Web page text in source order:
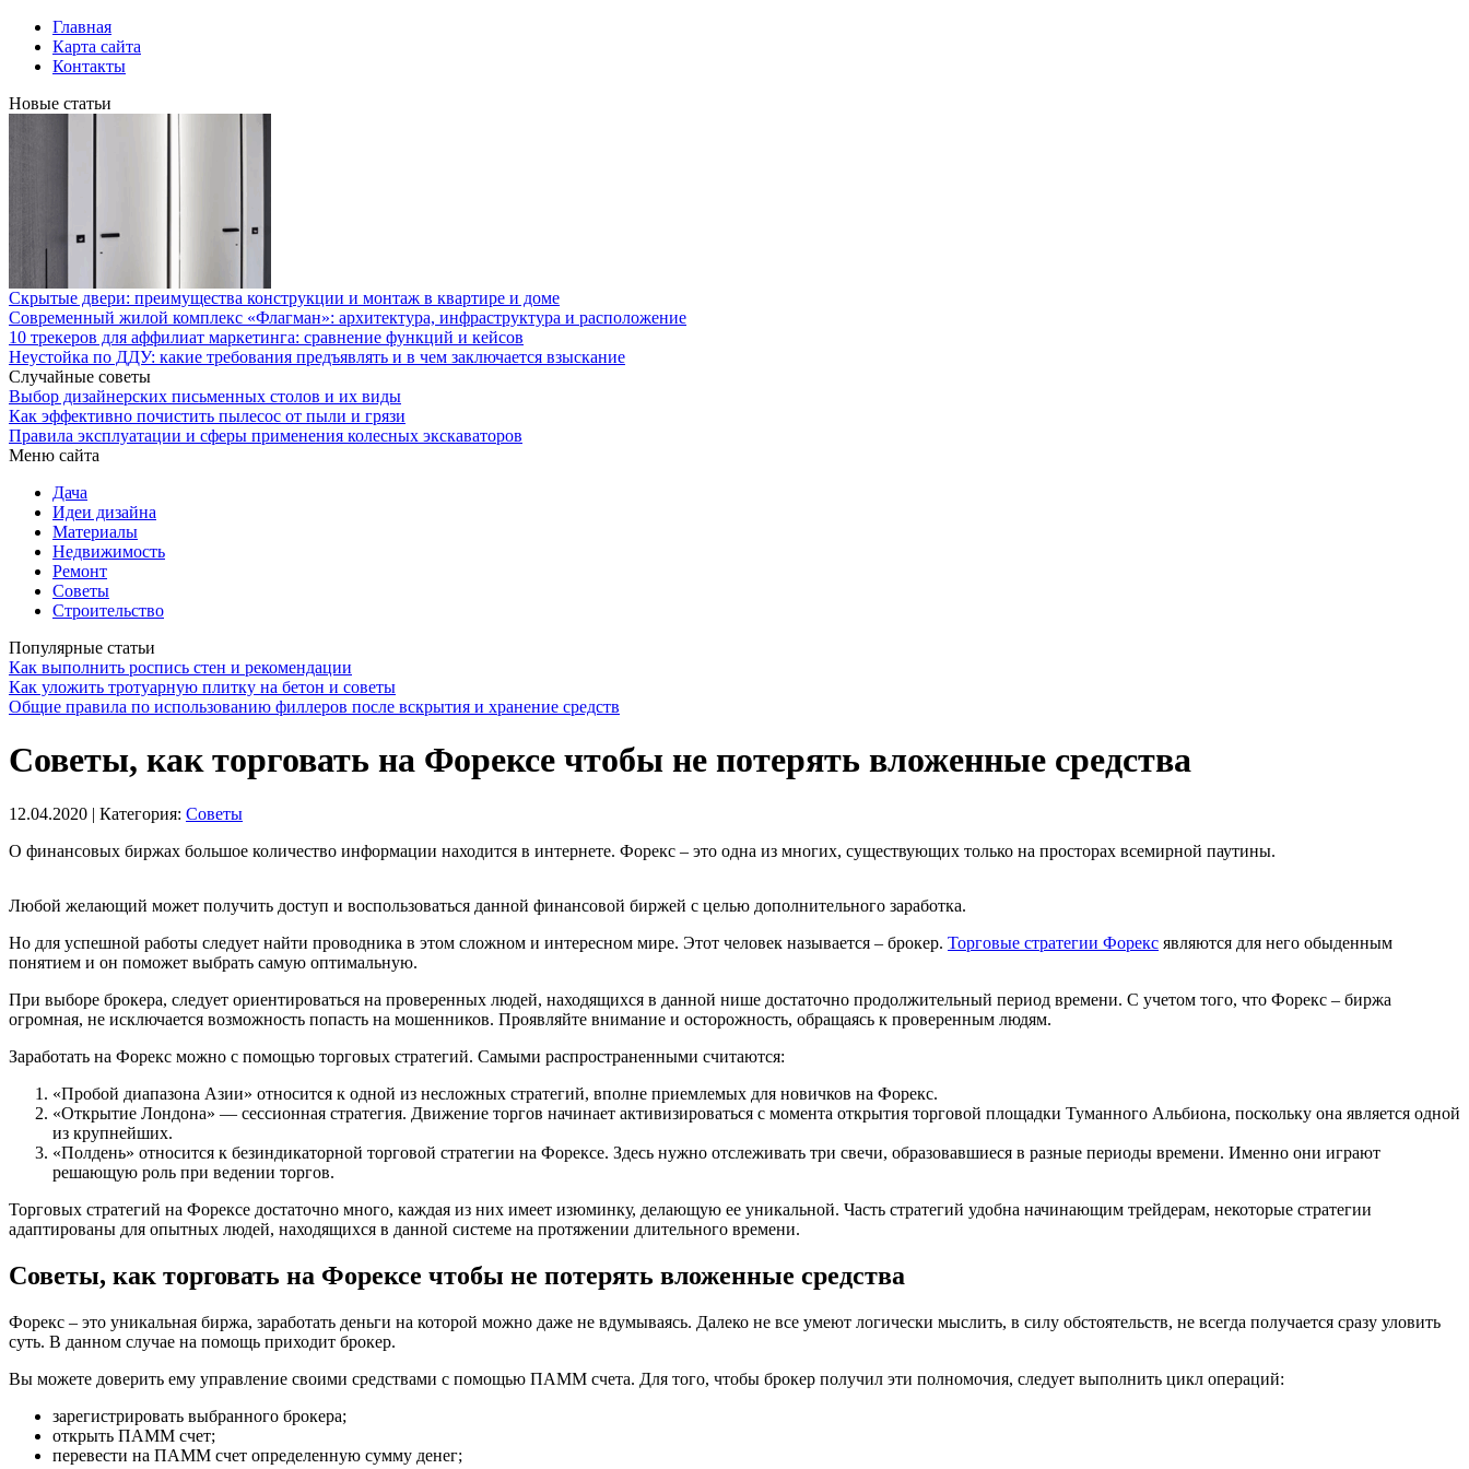
Главная
Карта сайта
Контакты
Новые статьи
Скрытые двери: преимущества конструкции и монтаж в квартире и доме
Современный жилой комплекс «Флагман»: архитектура, инфраструктура и расположение
10 трекеров для аффилиат маркетинга: сравнение функций и кейсов
Неустойка по ДДУ: какие требования предъявлять и в чем заключается взыскание
Случайные советы
Выбор дизайнерских письменных столов и их виды
Как эффективно почистить пылесос от пыли и грязи
Правила эксплуатации и сферы применения колесных экскаваторов
Меню сайта
Дача
Идеи дизайна
Материалы
Недвижимость
Ремонт
Советы
Строительство
Популярные статьи
Как выполнить роспись стен и рекомендации
Как уложить тротуарную плитку на бетон и советы
Общие правила по использованию филлеров после вскрытия и хранение средств
Советы, как торговать на Форексе чтобы не потерять вложенные средства
12.04.2020 | Категория: Советы
О финансовых биржах большое количество информации находится в интернете. Форекс – это одна из многих, существующих только на просторах всемирной паутины.
Любой желающий может получить доступ и воспользоваться данной финансовой биржей с целью дополнительного заработка.
Но для успешной работы следует найти проводника в этом сложном и интересном мире. Этот человек называется – брокер. Торговые стратегии Форекс являются для него обыденным
понятием и он поможет выбрать самую оптимальную.
При выборе брокера, следует ориентироваться на проверенных людей, находящихся в данной нише достаточно продолжительный период времени. С учетом того, что Форекс – биржа
огромная, не исключается возможность попасть на мошенников. Проявляйте внимание и осторожность, обращаясь к проверенным людям.
Заработать на Форекс можно с помощью торговых стратегий. Самыми распространенными считаются:
«Пробой диапазона Азии» относится к одной из несложных стратегий, вполне приемлемых для новичков на Форекс.
«Открытие Лондона» — сессионная стратегия. Движение торгов начинает активизироваться с момента открытия торговой площадки Туманного Альбиона, поскольку она является одной
из крупнейших.
«Полдень» относится к безиндикаторной торговой стратегии на Форексе. Здесь нужно отслеживать три свечи, образовавшиеся в разные периоды времени. Именно они играют
решающую роль при ведении торгов.
Торговых стратегий на Форексе достаточно много, каждая из них имеет изюминку, делающую ее уникальной. Часть стратегий удобна начинающим трейдерам, некоторые стратегии
адаптированы для опытных людей, находящихся в данной системе на протяжении длительного времени.
Советы, как торговать на Форексе чтобы не потерять вложенные средства
Форекс – это уникальная биржа, заработать деньги на которой можно даже не вдумываясь. Далеко не все умеют логически мыслить, в силу обстоятельств, не всегда получается сразу уловить
суть. В данном случае на помощь приходит брокер.
Вы можете доверить ему управление своими средствами с помощью ПАММ счета. Для того, чтобы брокер получил эти полномочия, следует выполнить цикл операций:
зарегистрировать выбранного брокера;
открыть ПАММ счет;
перевести на ПАММ счет определенную сумму денег;